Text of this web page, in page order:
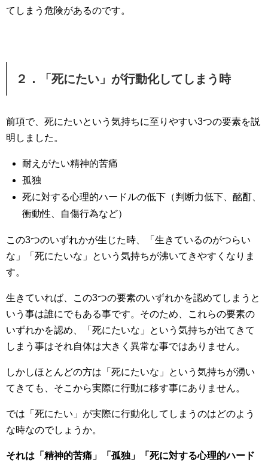
てしまう危険があるのです。
２．「死にたい」が行動化してしまう時
前項で、死にたいという気持ちに至りやすい3つの要素を説
明しました。
耐えがたい精神的苦痛
孤独
死に対する心理的ハードルの低下（判断力低下、酩酊、
衝動性、自傷行為など）
この3つのいずれかが生じた時、「生きているのがつらい
な」「死にたいな」という気持ちが沸いてきやすくなりま
す。
生きていれば、この3つの要素のいずれかを認めてしまうと
いう事は誰にでもある事です。そのため、これらの要素の
いずれかを認め、「死にたいな」という気持ちが出てきて
しまう事はそれ自体は大きく異常な事ではありません。
しかしほとんどの方は「死にたいな」という気持ちが湧い
てきても、そこから実際に行動に移す事にありません。
では「死にたい」が実際に行動化してしまうのはどのよう
な時なのでしょうか。
それは「精神的苦痛」「孤独」「死に対する心理的ハード